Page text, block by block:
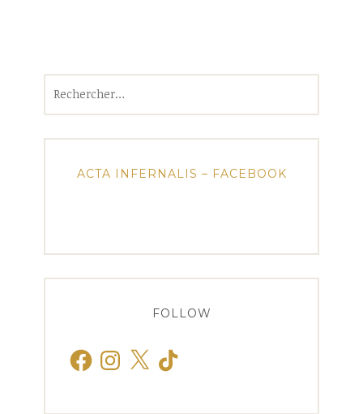
ACTA INFERNALIS – FACEBOOK
FOLLOW
FacebookInstagram
X TikTok